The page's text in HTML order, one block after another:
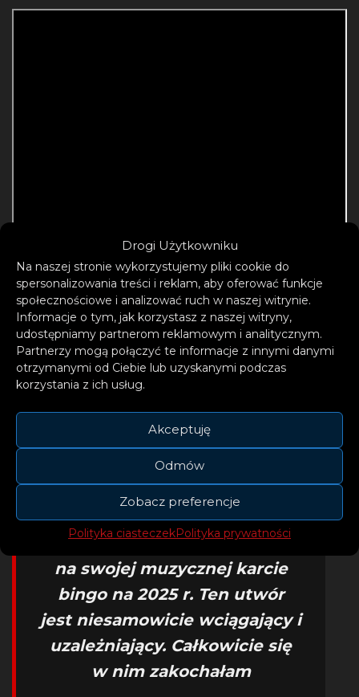
Drogi Użytkowniku
Na naszej stronie wykorzystujemy pliki cookie do
spersonalizowania treści i reklam, aby oferować funkcje
społecznościowe i analizować ruch w naszej witrynie.
Informacje o tym, jak korzystasz z naszej witryny,
udostępniamy partnerom reklamowym i analitycznym.
Partnerzy mogą połączyć te informacje z innymi danymi
otrzymanymi od Ciebie lub uzyskanymi podczas
korzystania z ich usług.
Akceptuję
Odmów
Zobacz preferencje
Polityka ciasteczekPolityka prywatności
– To absolutnie szalona
współpraca, której nie miałam
na swojej muzycznej karcie
bingo na 2025 r. Ten utwór
jest niesamowicie wciągający i
uzależniający. Całkowicie się
w nim zakochałam